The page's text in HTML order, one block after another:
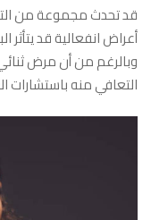
قد تحدث مجموعة من
أعراض انفعالية قد
وبالرغم من أن مرض
التعافي منه باستشارات